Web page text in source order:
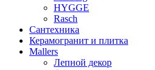
HYGGE
Rasch
Сантехника
Керамогранит и плитка
Mallers
Лепной декор